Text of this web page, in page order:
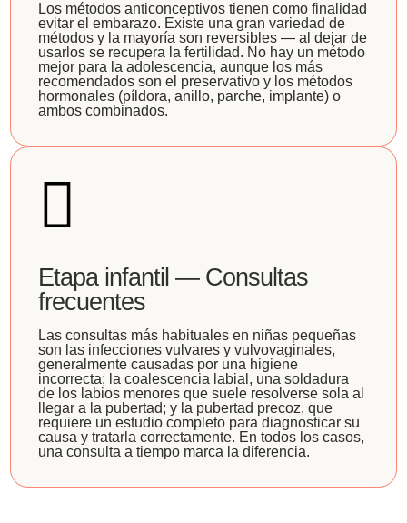
Los métodos anticonceptivos tienen como finalidad
evitar el embarazo. Existe una gran variedad de
métodos y la mayoría son reversibles — al dejar de
usarlos se recupera la fertilidad. No hay un método
mejor para la adolescencia, aunque los más
recomendados son el preservativo y los métodos
hormonales (píldora, anillo, parche, implante) o
ambos combinados.
Etapa infantil — Consultas
frecuentes
Las consultas más habituales en niñas pequeñas
son las infecciones vulvares y vulvovaginales,
generalmente causadas por una higiene
incorrecta; la coalescencia labial, una soldadura
de los labios menores que suele resolverse sola al
llegar a la pubertad; y la pubertad precoz, que
requiere un estudio completo para diagnosticar su
causa y tratarla correctamente. En todos los casos,
una consulta a tiempo marca la diferencia.